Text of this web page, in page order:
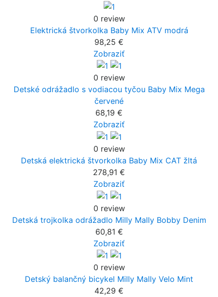
0 review
Elektrická štvorkolka Baby Mix ATV modrá
98,25 €
Zobraziť
0 review
Detské odrážadlo s vodiacou tyčou Baby Mix Mega
červené
68,19 €
Zobraziť
0 review
Detská elektrická štvorkolka Baby Mix CAT žltá
278,91 €
Zobraziť
0 review
Detská trojkolka odrážadlo Milly Mally Bobby Denim
60,81 €
Zobraziť
0 review
Detský balančný bicykel Milly Mally Velo Mint
42,29 €